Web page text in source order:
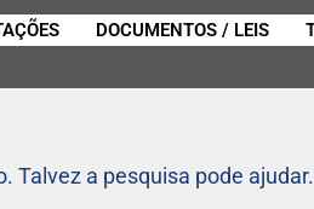
DOCUMENTOS / LEIS
Talvez a pesquisa pode ajudar.